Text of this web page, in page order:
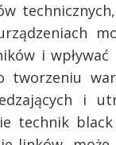
i
tworzeniu
i
technik